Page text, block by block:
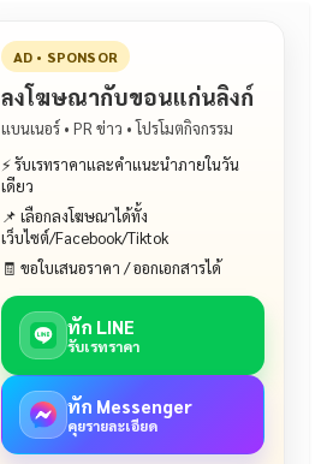
AD • SPONSOR
ลงโฆษณากับขอนแก่นลิงก์
แบนเนอร์ • PR ข่าว • โปรโมตกิจกรรม
⚡ รับเรทราคาและคำแนะนำภายในวัน
เดียว
📌 เลือกลงโฆษณาได้ทั้ง
เว็บไซต์/Facebook/Tiktok
🧾 ขอใบเสนอราคา / ออกเอกสารได้
ทัก LINE
รับเรทราคา
ทัก Messenger
คุยรายละเอียด